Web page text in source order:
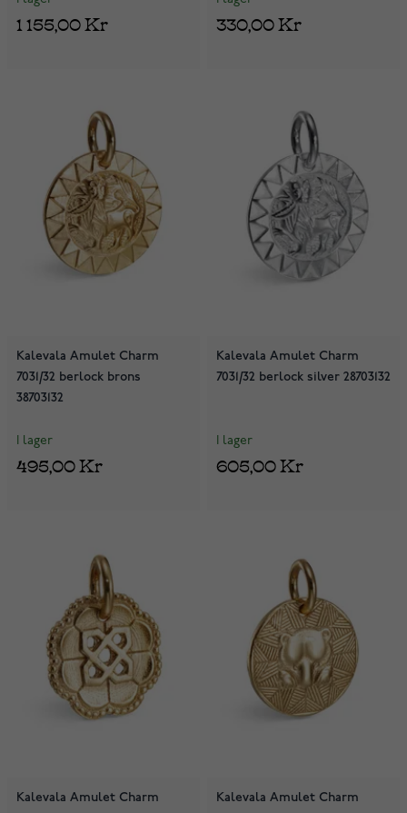
1 155,00 Kr 330,00 Kr
Kalevala Amulet Charm
7031/32 berlock brons
38703132
I lager
495,00 Kr
Kalevala Amulet Charm
7031/32 berlock silver 28703132
I lager
605,00 Kr
Kalevala Amulet Charm
Kalevala Amulet Charm